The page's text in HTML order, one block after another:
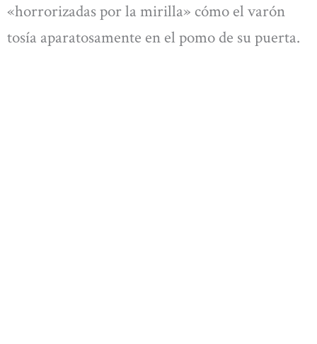
«horrorizadas por la mirilla» cómo el varón
tosía aparatosamente en el pomo de su puerta.